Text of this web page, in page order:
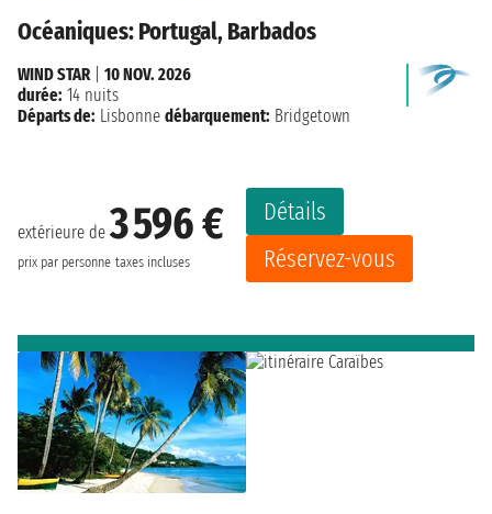
Océaniques: Portugal, Barbados
extérieure de3 596 €
prix par personne taxes incluses
Détails
Réservez-vous
WIND STAR
10 NOV. 2026
durée: 14 nuits
Départs de: Lisbonne débarquement: Bridgetown